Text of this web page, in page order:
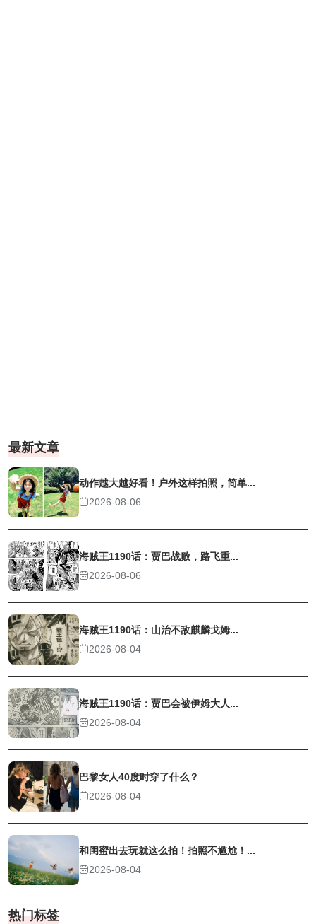
最新文章
动作越大越好看！户外这样拍照，简单...
2026-08-06
海贼王1190话：贾巴战败，路飞重...
2026-08-06
海贼王1190话：山治不敌麒麟戈姆...
2026-08-04
海贼王1190话：贾巴会被伊姆大人...
2026-08-04
巴黎女人40度时穿了什么？
2026-08-04
和闺蜜出去玩就这么拍！拍照不尴尬！...
2026-08-04
热门标签